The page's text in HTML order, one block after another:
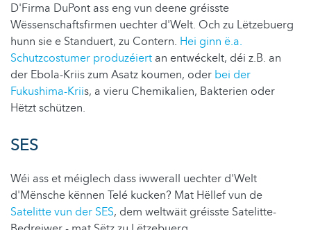
D'Firma DuPont ass eng vun deene gréisste
Wëssenschaftsfirmen uechter d'Welt. Och zu Lëtzebuerg
hunn sie e Standuert, zu Contern. Hei ginn ë.a.
Schutzcostumer produzéiert an entwéckelt, déi z.B. an
der Ebola-Kriis zum Asatz koumen, oder bei der
Fukushima-Kriis, a vieru Chemikalien, Bakterien oder
Hëtzt schützen.
SES
Wéi ass et méiglech dass iwwerall uechter d'Welt
d'Mënsche kënnen Telé kucken? Mat Hëllef vun de
Satelitte vun der SES, dem weltwäit gréisste Satelitte-